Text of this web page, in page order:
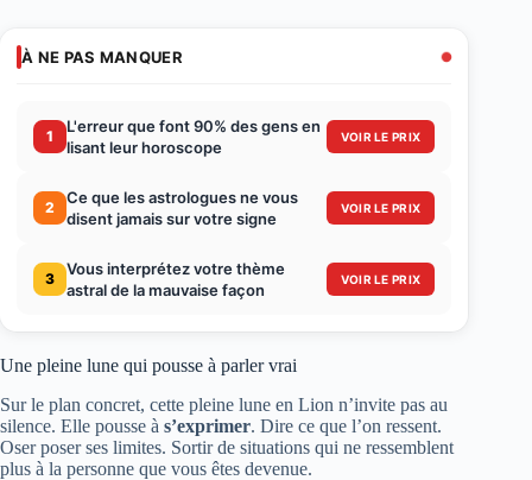
À NE PAS MANQUER
1
L'erreur que font 90% des gens en
lisant leur horoscope
VOIR LE PRIX
2
Ce que les astrologues ne vous
disent jamais sur votre signe
VOIR LE PRIX
3
Vous interprétez votre thème
astral de la mauvaise façon
VOIR LE PRIX
Une pleine lune qui pousse à parler vrai
Sur le plan concret, cette pleine lune en Lion n’invite pas au
silence. Elle pousse à s’exprimer. Dire ce que l’on ressent.
Oser poser ses limites. Sortir de situations qui ne ressemblent
plus à la personne que vous êtes devenue.